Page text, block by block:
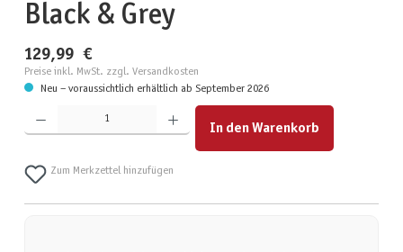
Black & Grey
129,99 €
Preise inkl. MwSt. zzgl. Versandkosten
Neu – voraussichtlich erhältlich ab September 2026
Produkt Anzahl: Gib den gewünschten Wert ein oder benutze die Schaltflächen um die Anzahl zu
In den Warenkorb
Zum Merkzettel hinzufügen